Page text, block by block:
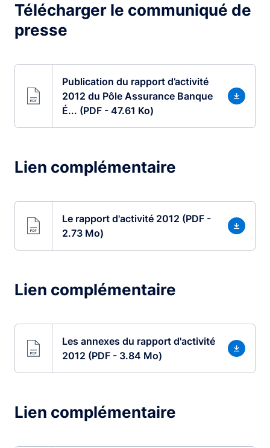
Télécharger le communiqué de
presse
Publication du rapport d’activité
2012 du Pôle Assurance Banque
É... (PDF - 47.61 Ko)
Lien complémentaire
Le rapport d'activité 2012 (PDF -
2.73 Mo)
Lien complémentaire
Les annexes du rapport d'activité
2012 (PDF - 3.84 Mo)
Lien complémentaire